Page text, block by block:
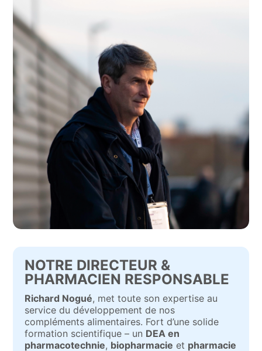
NOTRE DIRECTEUR &
PHARMACIEN RESPONSABLE
Richard Nogué, met toute son expertise au
service du développement de nos
compléments alimentaires. Fort d’une solide
formation scientifique – un DEA en
pharmacotechnie, biopharmacie et pharmacie